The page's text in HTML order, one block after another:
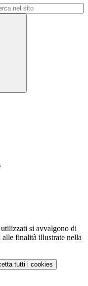
si avvalgono di
finalità illustrate nella
tutti i cookies